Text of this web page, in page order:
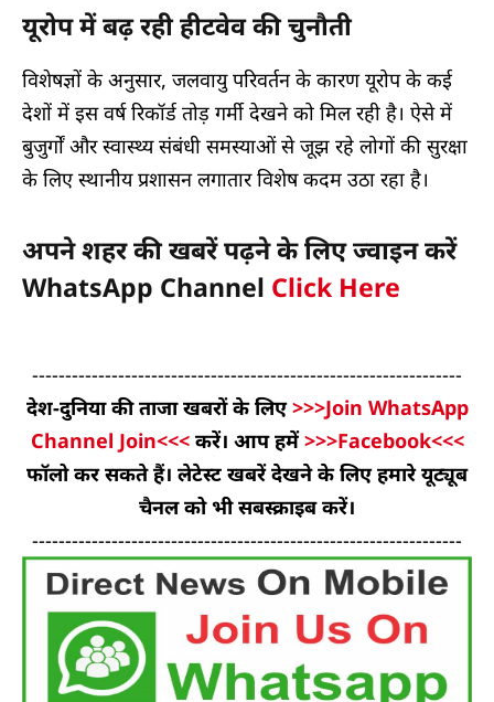
यूरोप में बढ़ रही हीटवेव की चुनौती
विशेषज्ञों के अनुसार, जलवायु परिवर्तन के कारण यूरोप के कई
देशों में इस वर्ष रिकॉर्ड तोड़ गर्मी देखने को मिल रही है। ऐसे में
बुजुर्गों और स्वास्थ्य संबंधी समस्याओं से जूझ रहे लोगों की सुरक्षा
के लिए स्थानीय प्रशासन लगातार विशेष कदम उठा रहा है।
अपने शहर की खबरें पढ़ने के लिए ज्वाइन करें
WhatsApp Channel Click Here
-----------------------------------------------------------------
देश-दुनिया की ताजा खबरों के लिए>>>Join WhatsApp
Channel Join<<< करें। आप हमें>>>Facebook<<<
फॉलो कर सकते हैं। लेटेस्ट खबरें देखने के लिए हमारे यूट्यूब
चैनल को भी सबस्क्राइब करें।
-----------------------------------------------------------------